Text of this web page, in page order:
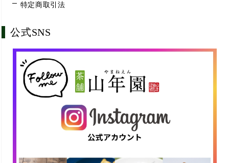
特定商取引法
公式SNS